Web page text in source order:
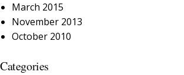
March 2015
November 2013
October 2010
Categories